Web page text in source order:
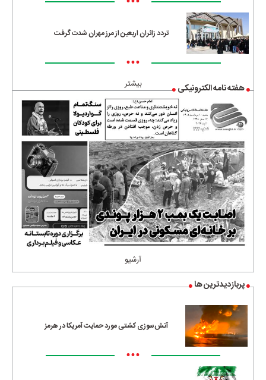
تردد زائران اربعین از مرز مهران شدت گرفت
•••
بیشتر هفته نامه الکترونیکی
آرشیو
پربازدیدترین ها
آتش‌سوزی کشتی مورد حمایت آمریکا در هرمز
•••